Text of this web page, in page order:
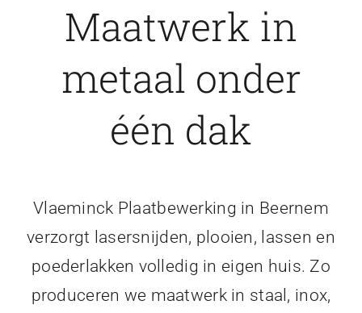
Maatwerk in
metaal onder
één dak
Vlaeminck Plaatbewerking in Beernem
verzorgt lasersnijden, plooien, lassen en
poederlakken volledig in eigen huis. Zo
produceren we maatwerk in staal, inox,